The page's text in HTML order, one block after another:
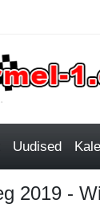
Uudised
2019 -